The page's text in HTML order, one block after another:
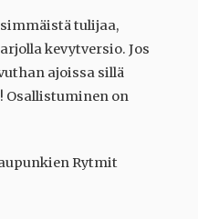
tulijaa,
kevytversio. Jos
ajoissa sillä
Osallistuminen on
Rytmit